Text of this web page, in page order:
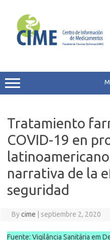
content
Tratamiento
COVID-19 en
narrativa de la
seguridad
Bycime septiembre 2, 2020
Fuente: Vigilância Sanitária em